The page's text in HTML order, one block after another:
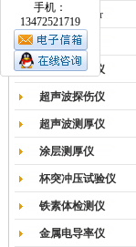
手机：
13472521719
英国Elcometer
耐磨试验机
色差仪光泽仪
超声波探伤仪
超声波测厚仪
涂层测厚仪
杯突冲压试验仪
铁素体检测仪
金属电导率仪